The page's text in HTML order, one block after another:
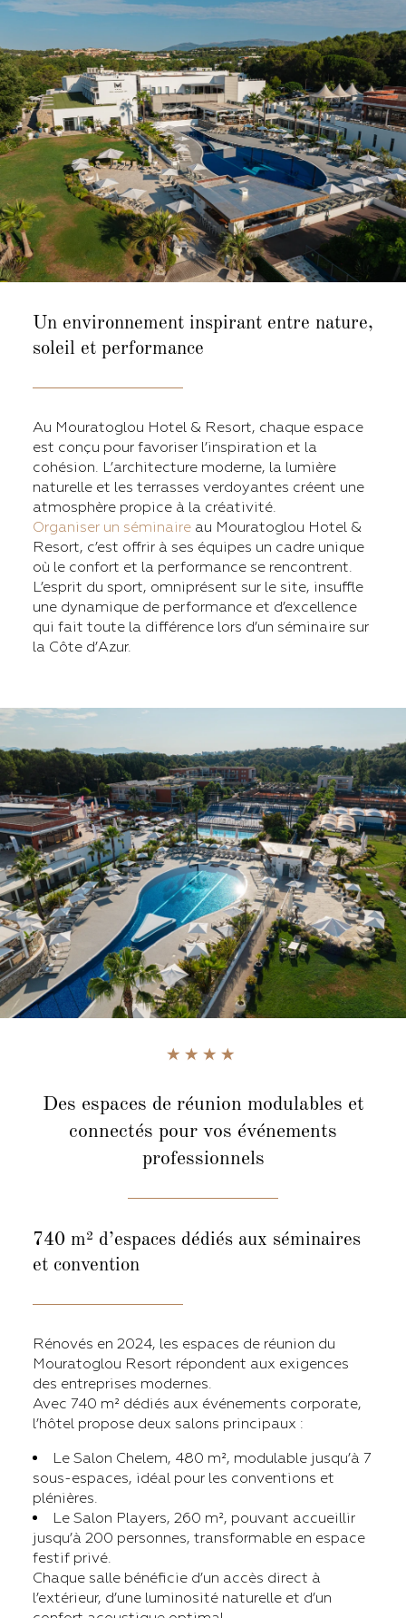
Un environnement inspirant entre nature,
soleil et performance
Au Mouratoglou Hotel & Resort, chaque espace
est conçu pour favoriser l’inspiration et la
cohésion. L’architecture moderne, la lumière
naturelle et les terrasses verdoyantes créent une
atmosphère propice à la créativité.
Organiser un séminaire au Mouratoglou Hotel &
Resort, c’est offrir à ses équipes un cadre unique
où le confort et la performance se rencontrent.
L’esprit du sport, omniprésent sur le site, insuffle
une dynamique de performance et d’excellence
qui fait toute la différence lors d’un séminaire sur
la Côte d’Azur.
Des espaces de réunion modulables et
connectés pour vos événements
professionnels
740 m² d’espaces dédiés aux séminaires
et convention
Rénovés en 2024, les espaces de réunion du
Mouratoglou Resort répondent aux exigences
des entreprises modernes.
Avec 740 m² dédiés aux événements corporate,
l’hôtel propose deux salons principaux :
Le Salon Chelem, 480 m², modulable jusqu’à 7
sous-espaces, idéal pour les conventions et
plénières.
Le Salon Players, 260 m², pouvant accueillir
jusqu’à 200 personnes, transformable en espace
festif privé.
Chaque salle bénéficie d’un accès direct à
l’extérieur, d’une luminosité naturelle et d’un